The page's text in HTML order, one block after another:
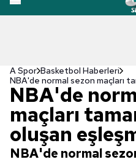
A Spor Basketbol Haberleri
NBA'de
maçları
oluşan
NBA'de normal